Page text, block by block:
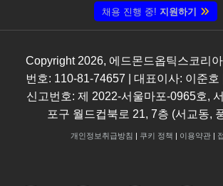
채용 진행 중! 지원하기
Copyright 2026, 에드몬드옵틱스코리
번호: 110-81-74657 | 대표이사: 이준호
신고번호: 제 2022-서울마포-0965호,
포구 월드컵북로 21, 7층 (서교동,
개인정보취급방침 | 쿠키 정책 | 이용약관|